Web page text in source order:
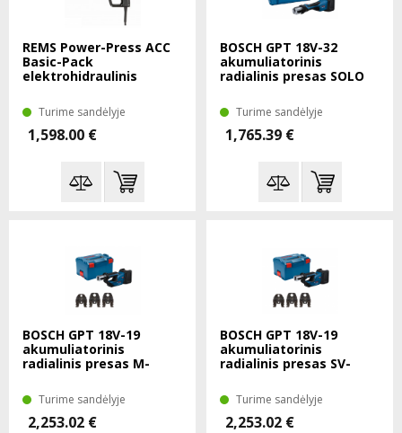
REMS Power-Press ACC
Basic-Pack
elektrohidraulinis
Turime sandėlyje
1,598.00 €
BOSCH GPT 18V-32
akumuliatorinis
radialinis presas SOLO
Turime sandėlyje
1,765.39 €
BOSCH GPT 18V-19
akumuliatorinis
radialinis presas M-
Turime sandėlyje
2,253.02 €
BOSCH GPT 18V-19
akumuliatorinis
radialinis presas SV-
Turime sandėlyje
2,253.02 €